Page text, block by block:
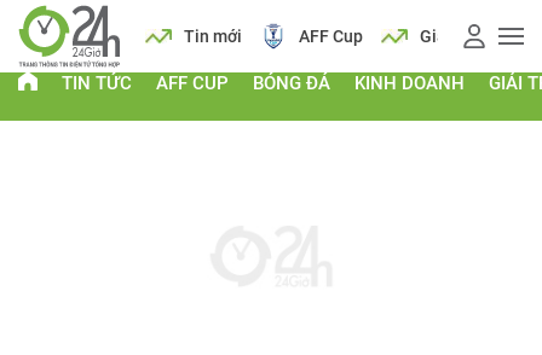
Lịch Tin mới AFF Cup Giá vàng
TIN TỨC AFF CUP BÓNG ĐÁ KINH DOANH GIẢI